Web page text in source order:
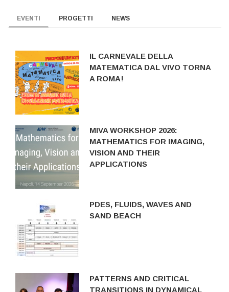
EVENTI PROGETTI NEWS
IL CARNEVALE DELLA
MATEMATICA DAL VIVO TORNA
A ROMA!
MIVA WORKSHOP 2026:
MATHEMATICS FOR IMAGING,
VISION AND THEIR
APPLICATIONS
PDES, FLUIDS, WAVES AND
SAND BEACH
PATTERNS AND CRITICAL
TRANSITIONS IN DYNAMICAL